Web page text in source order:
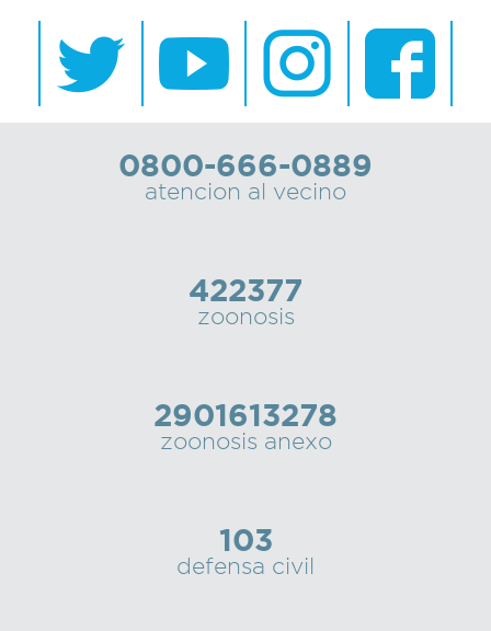
Recorrido
colectivos
Recarga
0800-666-0889
atencion al vecino
422377
zoonosis
2901613278
zoonosis anexo
103
defensa civil